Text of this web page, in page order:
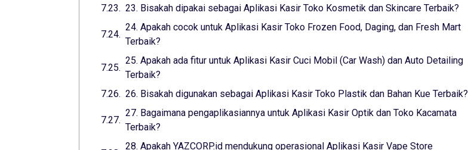
23. Bisakah dipakai sebagai Aplikasi Kasir Toko Kosmetik dan Skincare Terbaik?
24. Apakah cocok untuk Aplikasi Kasir Toko Frozen Food, Daging, dan Fresh Mart
Terbaik?
25. Apakah ada fitur untuk Aplikasi Kasir Cuci Mobil (Car Wash) dan Auto Detailing
Terbaik?
26. Bisakah digunakan sebagai Aplikasi Kasir Toko Plastik dan Bahan Kue Terbaik?
27. Bagaimana pengaplikasiannya untuk Aplikasi Kasir Optik dan Toko Kacamata
Terbaik?
28. Apakah YAZCORP.id mendukung operasional Aplikasi Kasir Vape Store